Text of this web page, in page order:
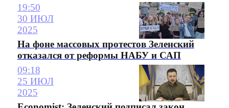
19:50
30 ИЮЛ
2025
На фоне массовых протестов Зеленский
отказался от реформы НАБУ и САП
09:18
25 ИЮЛ
2025